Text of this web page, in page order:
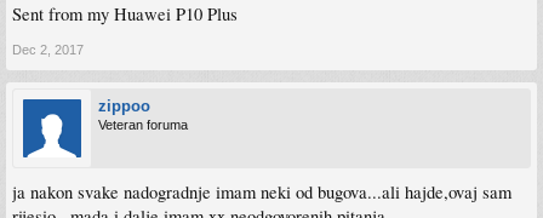
Sent from my Huawei P10 Plus
Dec 2, 2017
zippoo
Veteran foruma
ja nakon svake nadogradnje imam neki od bugova...ali hajde,ovaj sam